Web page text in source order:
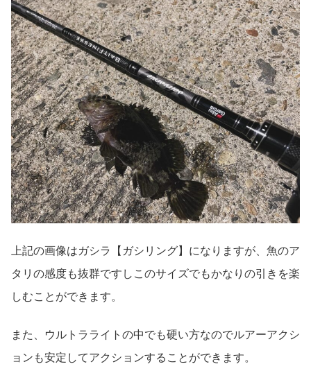
上記の画像はガシラ【ガシリング】になりますが、魚のア
タリの感度も抜群ですしこのサイズでもかなりの引きを楽
しむことができます。
また、ウルトラライトの中でも硬い方なのでルアーアクシ
ョンも安定してアクションすることができます。